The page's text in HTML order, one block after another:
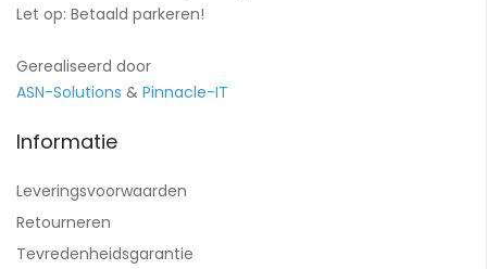
Let op: Betaald parkeren!
Gerealiseerd door
ASN-Solutions & Pinnacle-IT
Informatie
Leveringsvoorwaarden
Retourneren
Tevredenheidsgarantie